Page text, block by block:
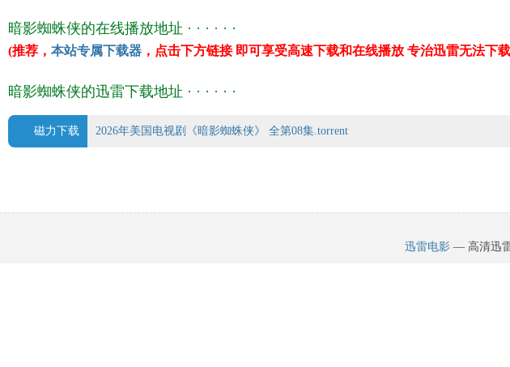
斯科特·麦克阿瑟
乔·马辛吉尔
译 名 Spider-Noir
年 代2026
上映日期 2026-05-27(美国)
暗影蜘蛛侠的在线播放地址 · · · · · ·
(推荐， 本站专属下载器 ，点击下方链接 即可享受高速下载和在线播放 专治迅雷无法下
暗影蜘蛛侠的迅雷下载地址 · · · · · ·
磁力下载 2026年美国电视剧《暗影蜘蛛侠》 全第08集.torrent
迅雷电影 — 高清迅